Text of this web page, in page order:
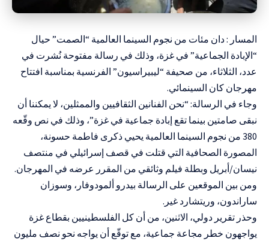
المسار : دان مئات من نجوم السينما العالمية “الصمت” حيال
“الإبادة الجماعية” في غزة، وذلك في رسالة مفتوحة نُشرت في
عدد، الثلاثاء، من صحيفة “ليبيراسيون” الفرنسية بمناسبة افتتاح
مهرجان كان السينمائي.
وجاء في الرسالة: “نحن الفنانين الثقافيين والممثلين، لا يمكننا أن
نبقى صامتين بينما تقع إبادة جماعية في غزة”، وذلك في نص وقّعه
380 من نجوم السينما العالمية يحيي ذكرى فاطمة حسونة،
المصورة الصحافية التي قتلت في قصف إسرائيلي في منتصف
نيسان/أبريل وبطلة فيلم وثائقي من المقرر عرضه في المهرجان.
ومن بين الموقعين على الرسالة بيدرو ألمودوفار، وسوزان
ساراندون، وريتشارد غير.
وحذر تقرير دولي، الاثنين، من أن كل الفلسطينيين بقطاع غزة
يواجهون خطر مجاعة جماعية، مع توقّع أن يواجه نحو نصف مليون